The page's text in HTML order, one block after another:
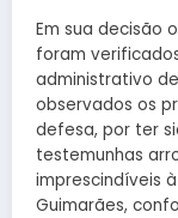
Em sua decisão
foram
administrativo
observados os
defesa, por ter
testemunhas
imprescindíveis
Guimarães,